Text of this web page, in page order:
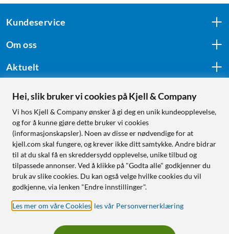
Kundeservice
Om oss
Aktuelt
Følg oss
Handle fra:
Sverige
Norge
Hei, slik bruker vi cookies på Kjell & Company
Vi hos Kjell & Company ønsker å gi deg en unik kundeopplevelse,
og for å kunne gjøre dette bruker vi cookies
(informasjonskapsler). Noen av disse er nødvendige for at
kjell.com skal fungere, og krever ikke ditt samtykke. Andre bidrar
til at du skal få en skreddersydd opplevelse, unike tilbud og
tilpassede annonser. Ved å klikke på "Godta alle" godkjenner du
bruk av slike cookies. Du kan også velge hvilke cookies du vil
godkjenne, via lenken "Endre innstillinger".
Les mer om våre Cookies les vår Personvernerklæring